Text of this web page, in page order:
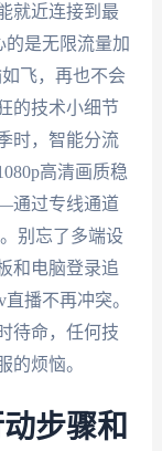
就近连接到最
的是无限流量加
飞，再也不会
的技术小细节
时，智能分流
高清画质稳
通过专线通道
别忘了多端设
和电脑登录追
播不再冲突。
待命，任何技
的烦恼。
步骤和